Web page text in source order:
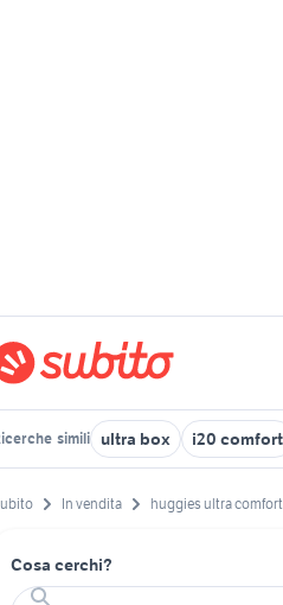
simili ultra box i20 comfort
In vendita huggies ultra comfort
Cosa cerchi?